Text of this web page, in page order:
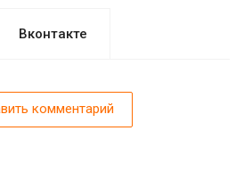
Вконтакте
комментарий